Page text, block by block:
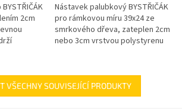
2cm
Nástavek palubkový BYSTŘIČÁK
pro rámkovou míru 39x24 ze
smrkového dřeva, zateplen 2cm
nebo 3cm vrstvou polystyrenu
VŠECHNY SOUVISEJÍCÍ PRODUKTY